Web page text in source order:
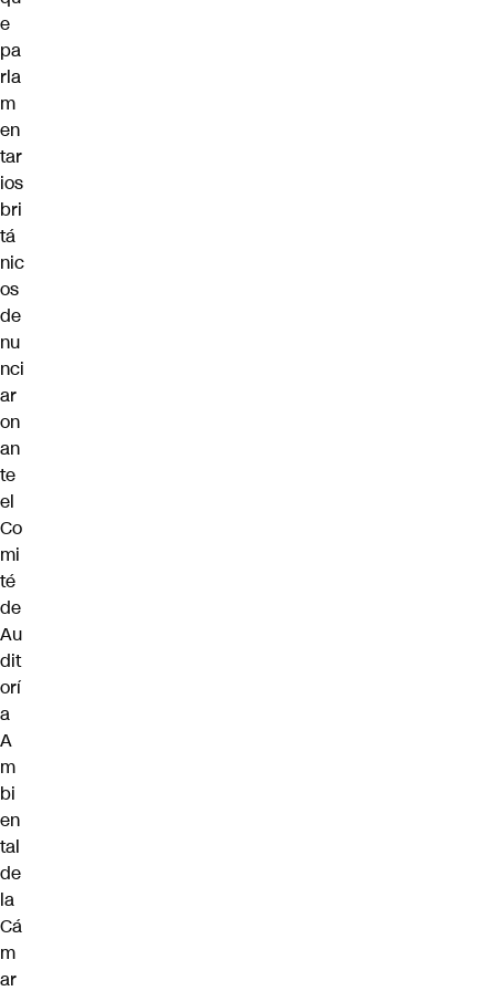
e
pa
rla
m
en
tar
ios
bri
tá
nic
os
de
nu
nci
ar
on
an
te
el
Co
mi
té
de
Au
dit
orí
a
A
m
bi
en
tal
de
la
Cá
m
ar